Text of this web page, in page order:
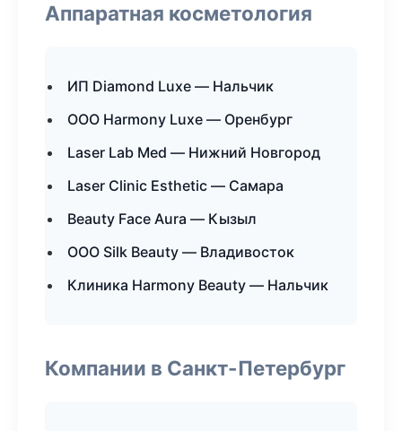
Аппаратная косметология
ИП Diamond Luxe — Нальчик
ООО Harmony Luxe — Оренбург
Laser Lab Med — Нижний Новгород
Laser Clinic Esthetic — Самара
Beauty Face Aura — Кызыл
ООО Silk Beauty — Владивосток
Клиника Harmony Beauty — Нальчик
Компании в Санкт-Петербург